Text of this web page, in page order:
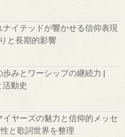
ナイテッドが響かせる信仰表現
と長期的影響
歩みとワーシップの継続力 |
活動史
イヤーズの魅力と信仰的メッセ
と歌詞世界を整理